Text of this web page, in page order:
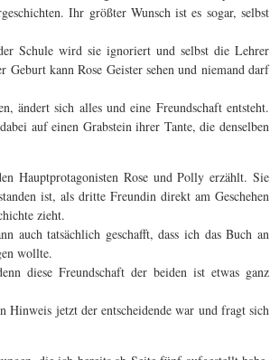
Ihr größter Wunsch ist es sogar, selbst
Schule wird sie ignoriert und selbst die Lehrer
kann Rose Geister sehen und niemand darf
ändert sich alles und eine Freundschaft entsteht.
auf einen Grabstein ihrer Tante, die denselben
Hauptprotagonisten Rose und Polly erzählt. Sie
ist, als dritte Freundin direkt am Geschehen
zieht.
auch tatsächlich geschafft, dass ich das Buch an
wollte.
diese Freundschaft der beiden ist etwas ganz
Hinweis jetzt der entscheidende war und fragt sich